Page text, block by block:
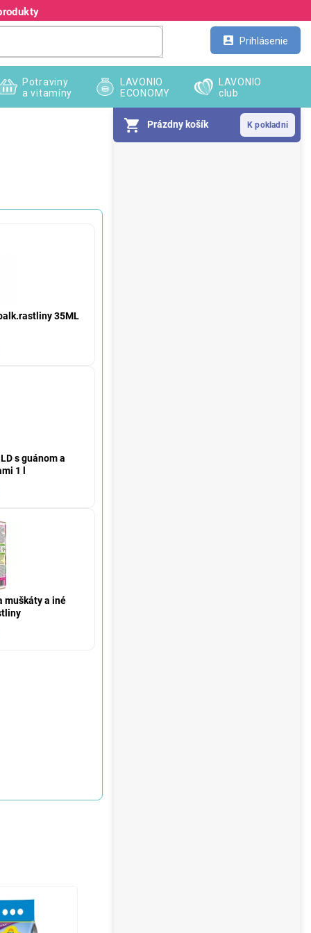
Prihlásenie
Prázdny košík
Potraviny
a vitamíny
LAVONIO
ECONOMY
LAVONIO
club
35ML
s guánom a
1 l
muškáty a iné